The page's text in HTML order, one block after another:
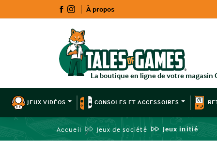
À propos
JEUX VIDÉOS CONSOLES ET ACCESSOIRES
Accueil Jeux de société Jeux initié